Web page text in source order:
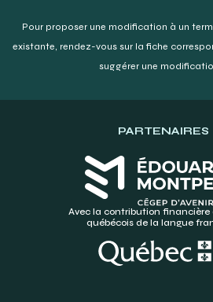
Pour proposer une modification à un
existante, rendez-vous sur la fiche
suggérer une
PARTENAIRES
Avec la contribution financière
québécois de la langue